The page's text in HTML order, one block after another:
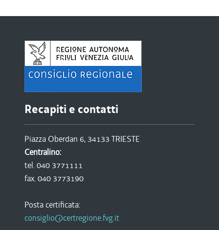
Recapiti e contatti
Piazza Oberdan 6, 34133 TRIESTE
Centralino:
tel. 040 3771111
fax. 040 3773190
Posta certificata:
consiglio@certregione.fvg.it